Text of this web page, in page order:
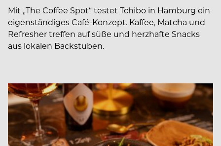
Mit „The Coffee Spot“ testet Tchibo in Hamburg ein
eigenständiges Café-Konzept. Kaffee, Matcha und
Refresher treffen auf süße und herzhafte Snacks
aus lokalen Backstuben.